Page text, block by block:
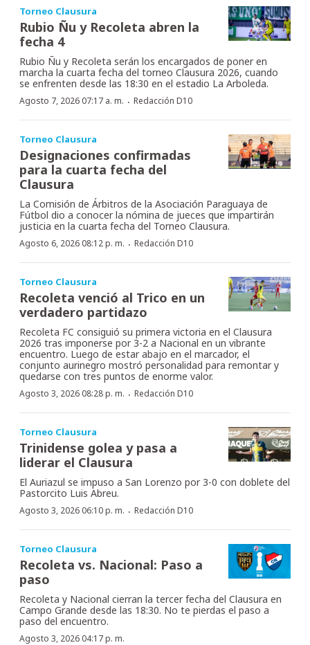
Torneo Clausura
Rubio Ñu y Recoleta abren la
fecha 4
Rubio Ñu y Recoleta serán los encargados de poner en
marcha la cuarta fecha del torneo Clausura 2026, cuando
se enfrenten desde las 18:30 en el estadio La Arboleda.
Agosto 7, 2026 07:17 a. m. · Redacción D10
Torneo Clausura
Designaciones confirmadas
para la cuarta fecha del
Clausura
La Comisión de Árbitros de la Asociación Paraguaya de
Fútbol dio a conocer la nómina de jueces que impartirán
justicia en la cuarta fecha del Torneo Clausura.
Agosto 6, 2026 08:12 p. m. · Redacción D10
Torneo Clausura
Recoleta venció al Trico en un
verdadero partidazo
Recoleta FC consiguió su primera victoria en el Clausura
2026 tras imponerse por 3-2 a Nacional en un vibrante
encuentro. Luego de estar abajo en el marcador, el
conjunto aurinegro mostró personalidad para remontar y
quedarse con tres puntos de enorme valor.
Agosto 3, 2026 08:28 p. m. · Redacción D10
Torneo Clausura
Trinidense golea y pasa a
liderar el Clausura
El Auriazul se impuso a San Lorenzo por 3-0 con doblete del
Pastorcito Luis Abreu.
Agosto 3, 2026 06:10 p. m. · Redacción D10
Torneo Clausura
Recoleta vs. Nacional: Paso a
paso
Recoleta y Nacional cierran la tercer fecha del Clausura en
Campo Grande desde las 18:30. No te pierdas el paso a
paso del encuentro.
Agosto 3, 2026 04:17 p. m.